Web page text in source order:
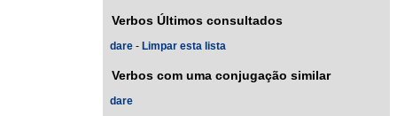
Verbos Últimos consultados
dare - Limpar esta lista
Verbos com uma conjugação similar
dare